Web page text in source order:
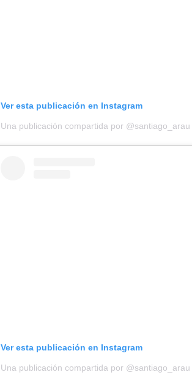
Ver esta publicación en Instagram
Una publicación compartida por @santiago_arau
Ver esta publicación en Instagram
Una publicación compartida por @santiago_arau